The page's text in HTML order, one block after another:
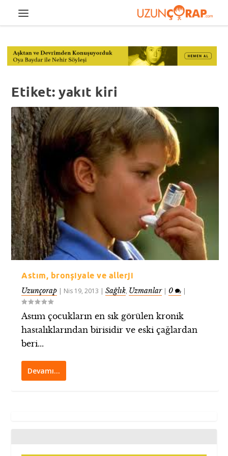
Etiket:yakıt kiri
Astım, bronşiyale ve allerji
Uzunçorap | Nis 19, 2013 |Sağlık, Uzmanlar| 0 |
Astım çocukların en sık görülen kronik
hastalıklarından birisidir ve eski çağlardan
beri...
Devamı…